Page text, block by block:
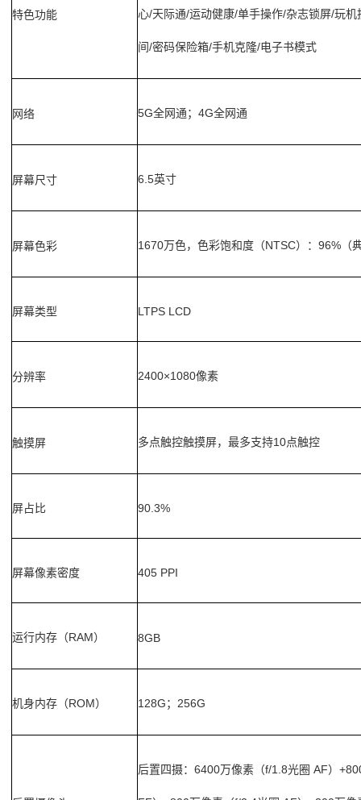
特色功能 心/天际通/运动健康/单手操作/杂志锁屏/玩机
间 /密码保险箱/手机克隆/电子书模式
网络 5G全网通； 4G全网通
屏幕尺寸 6.5英寸
屏幕色彩 1670万色，色彩饱和度（NTSC）： 96% （
屏幕类型 LTPS LCD
分辨率 2400×1080像素
触摸屏 多点触控触摸屏，最多支持10点触控
屏占比 90.3%
屏幕像素密度 405 PPI
运行内存（RAM） 8GB
机身内存（ROM） 128G ； 256G
后置四摄： 6400万像素（f/1.8光圈 AF）